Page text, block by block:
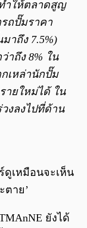
ำให้ตลาดสูญ
รถปั๊มราคา
าถึง 7.5%)
าถึง 8% ใน
กเหล่านักปั๊ม
ายใหม่ได้ ใน
งลงไปที่ด้าน
ดูเหมือนจะเห็น
ตาย’
ยังได้